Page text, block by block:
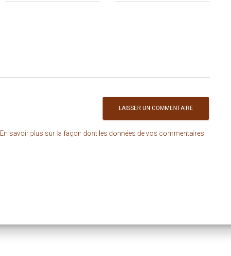
En savoir plus sur la façon dont les données de vos commentaires